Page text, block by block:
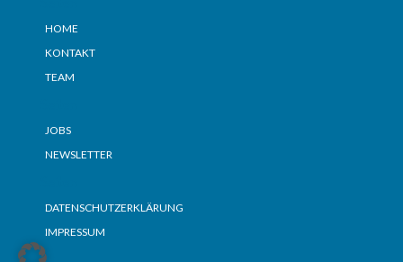
HOME
KONTAKT
TEAM
JOBS
NEWSLETTER
DATENSCHUTZERKLÄRUNG
IMPRESSUM